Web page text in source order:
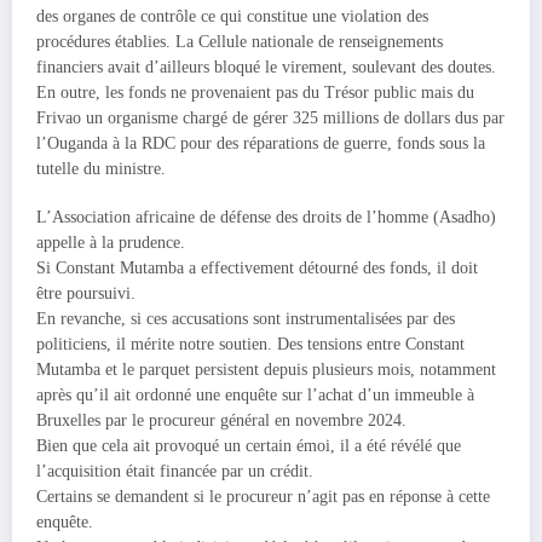
des organes de contrôle ce qui constitue une violation des
procédures établies. La Cellule nationale de renseignements
financiers avait d’ailleurs bloqué le virement, soulevant des doutes.
En outre, les fonds ne provenaient pas du Trésor public mais du
Frivao un organisme chargé de gérer 325 millions de dollars dus par
l’Ouganda à la RDC pour des réparations de guerre, fonds sous la
tutelle du ministre.
L’Association africaine de défense des droits de l’homme (Asadho)
appelle à la prudence.
Si Constant Mutamba a effectivement détourné des fonds, il doit
être poursuivi.
En revanche, si ces accusations sont instrumentalisées par des
politiciens, il mérite notre soutien. Des tensions entre Constant
Mutamba et le parquet persistent depuis plusieurs mois, notamment
après qu’il ait ordonné une enquête sur l’achat d’un immeuble à
Bruxelles par le procureur général en novembre 2024.
Bien que cela ait provoqué un certain émoi, il a été révélé que
l’acquisition était financée par un crédit.
Certains se demandent si le procureur n’agit pas en réponse à cette
enquête.